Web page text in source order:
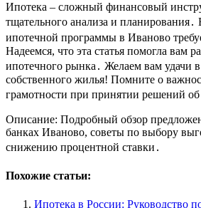
Ипотека – сложный финансовый
тщательного анализа и
ипотечной программы в Иваново
Надеемся, что эта статья помогла вам
ипотечного рынка․ Желаем вам удачи
собственного жилья! Помните о
грамотности при принятии решений об
Описание: Подробный обзор
банках Иваново, советы по выбору
снижению процентной ставки․
Похожие статьи:
Ипотека в России: Руководство